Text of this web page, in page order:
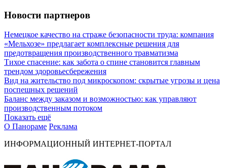
Новости партнеров
Немецкое качество на страже безопасности труда: компания
«Мельхозе» предлагает комплексные решения для
предотвращения производственного травматизма
Тихое спасение: как забота о спине становится главным
трендом здоровьесбережения
Вид на жительство под микроскопом: скрытые угрозы и цена
поспешных решений
Баланс между заказом и возможностью: как управляют
производственным потоком
Показать ещё
О Панораме Реклама
ИНФОРМАЦИОННЫЙ ИНТЕРНЕТ-ПОРТАЛ